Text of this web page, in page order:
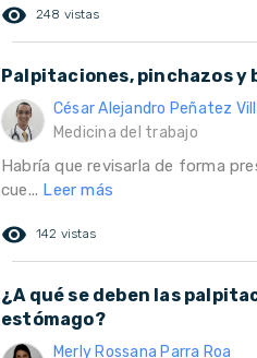
remove_red_eye 248 vistas
Palpitaciones, pinchazos y
César Alejandro Peñatez
Medicina del trabajo
Habría que revisarla de forma
cue... Leer más
remove_red_eye 142 vistas
¿A qué se deben las
estómago?
Merly Rossana Parra Roa